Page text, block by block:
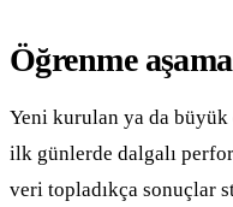
Öğrenme
Yeni kurulan ya da
ilk günlerde dalgalı
veri topladıkça sonuçlar